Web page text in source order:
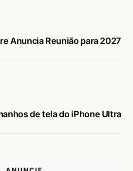
Anuncia Reunião para 2027
de tela do iPhone Ultra